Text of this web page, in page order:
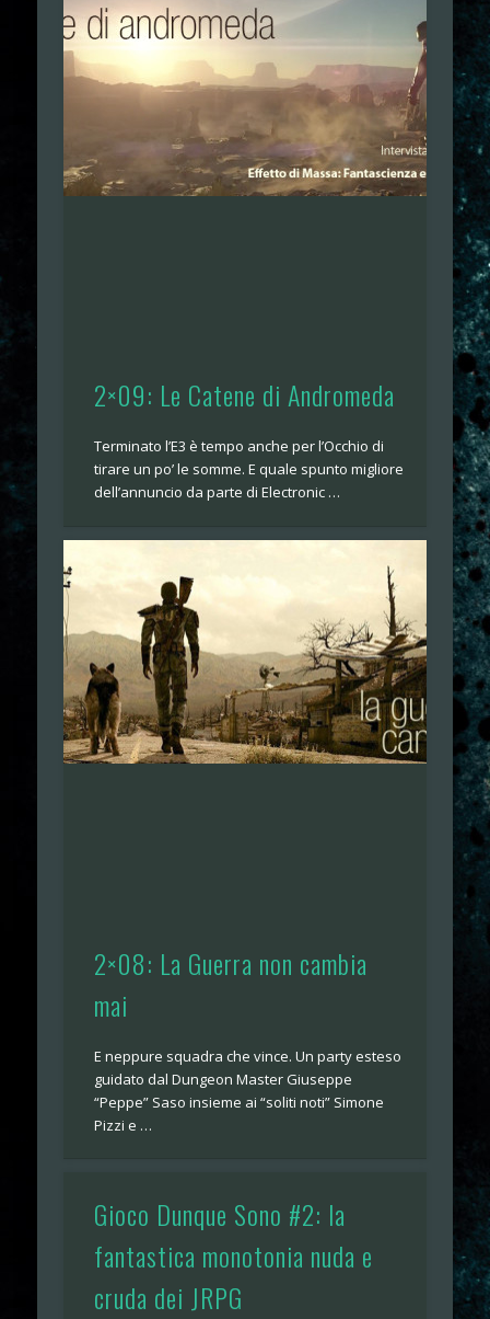
2×09: Le Catene di Andromeda
Terminato l’E3 è tempo anche per l’Occhio di
tirare un po’ le somme. E quale spunto migliore
dell’annuncio da parte di Electronic …
2×08: La Guerra non cambia
mai
E neppure squadra che vince. Un party esteso
guidato dal Dungeon Master Giuseppe
“Peppe” Saso insieme ai “soliti noti” Simone
Pizzi e …
Gioco Dunque Sono #2: la
fantastica monotonia nuda e
cruda dei JRPG